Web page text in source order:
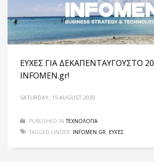
ΕΥΧΕΣ ΓΙΑ ΔΕΚΑΠΕΝΤΑΥΓΟΥΣΤΟ
INFOMEN.gr!
SATURDAY, 15 AUGUST 2020
PUBLISHED IN ΤΕΧΝΟΛΟΓΙΑ
TAGGED UNDER: INFOMEN.GR, ΕΥΧΈΣ